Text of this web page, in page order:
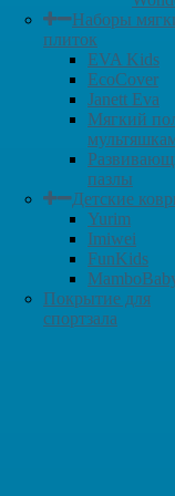
Наборы
плиток
EVA Kids
EcoCover
Janett Eva
Мягкий
пазлы
Детские
Yurim
Imiwei
FunKids
Покрытие для
спортзала